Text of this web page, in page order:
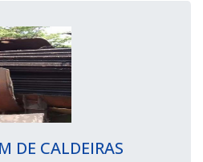
DE CALDEIRAS